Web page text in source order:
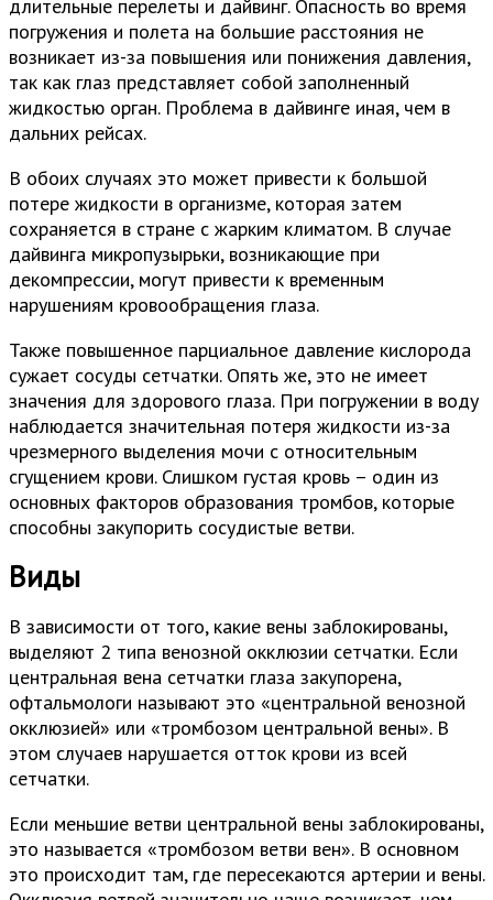
длительные перелеты и дайвинг. Опасность во время
погружения и полета на большие расстояния не
возникает из-за повышения или понижения давления,
так как глаз представляет собой заполненный
жидкостью орган. Проблема в дайвинге иная, чем в
дальних рейсах.
В обоих случаях это может привести к большой
потере жидкости в организме, которая затем
сохраняется в стране с жарким климатом. В случае
дайвинга микропузырьки, возникающие при
декомпрессии, могут привести к временным
нарушениям кровообращения глаза.
Также повышенное парциальное давление кислорода
сужает сосуды сетчатки. Опять же, это не имеет
значения для здорового глаза. При погружении в воду
наблюдается значительная потеря жидкости из-за
чрезмерного выделения мочи с относительным
сгущением крови. Слишком густая кровь – один из
основных факторов образования тромбов, которые
способны закупорить сосудистые ветви.
Виды
В зависимости от того, какие вены заблокированы,
выделяют 2 типа венозной окклюзии сетчатки. Если
центральная вена сетчатки глаза закупорена,
офтальмологи называют это «центральной венозной
окклюзией» или «тромбозом центральной вены». В
этом случаев нарушается отток крови из всей
сетчатки.
Если меньшие ветви центральной вены заблокированы,
это называется «тромбозом ветви вен». В основном
это происходит там, где пересекаются артерии и вены.